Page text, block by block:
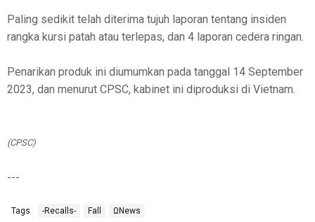
Paling sedikit telah diterima tujuh laporan tentang insiden
rangka kursi patah atau terlepas, dan 4 laporan cedera ringan.
Penarikan produk ini diumumkan pada tanggal 14 September
2023, dan menurut CPSC, kabinet ini diproduksi di Vietnam.
(CPSC)
---
Tags -Recalls- Fall ΩNews